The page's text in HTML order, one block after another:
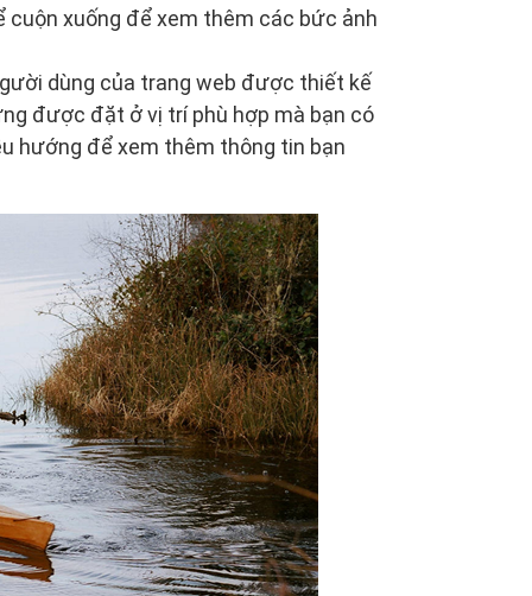
xuống để xem thêm các bức ảnh
dùng của trang web được thiết kế
được đặt ở vị trí phù hợp mà bạn có
hướng để xem thêm thông tin bạn